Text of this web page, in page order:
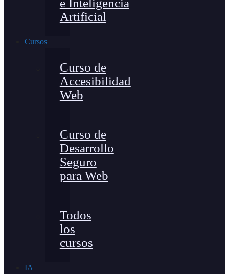
e Inteligencia
Artificial
Cursos
Curso de
Accesibilidad
Web
Curso de
Desarrollo
Seguro
para Web
Todos
los
cursos
IA